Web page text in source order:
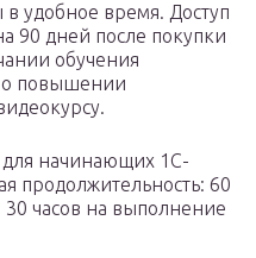
удобное время. Доступ
90 дней после покупки
обучения
о повышении
начинающих 1С-
продолжительность: 60
30 часов на выполнение